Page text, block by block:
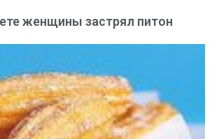
женщины застрял питон